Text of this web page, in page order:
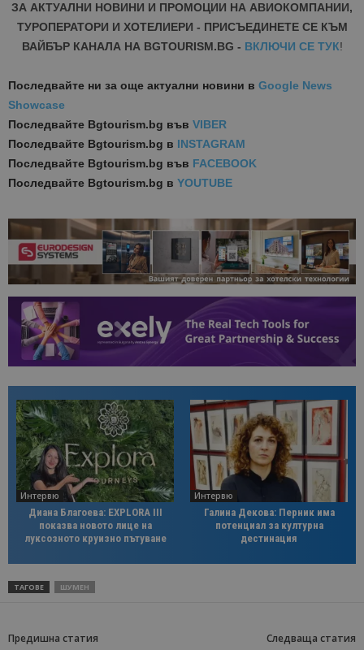
ЗА АКТУАЛНИ НОВИНИ И ПРОМОЦИИ НА АВИОКОМПАНИИ,
ТУРОПЕРАТОРИ И ХОТЕЛИЕРИ - ПРИСЪЕДИНЕТЕ СЕ КЪМ
ВАЙБЪР КАНАЛА НА BGTOURISM.BG - ВКЛЮЧИ СЕ ТУК!
Последвайте ни за още актуални новини в Google News
Showcase
Последвайте Bgtourism.bg във VIBER
Последвайте Bgtourism.bg в INSTAGRAM
Последвайте Bgtourism.bg във FACEBOOK
Последвайте Bgtourism.bg в YOUTUBE
Интервю
Диана Благоева: EXPLORA III
показва новото лице на
луксозното круизно пътуване
Интервю
Галина Декова: Перник има
потенциал за културна
дестинация
ТАГОВЕ ШУМЕН
Предишна статия Следваща статия